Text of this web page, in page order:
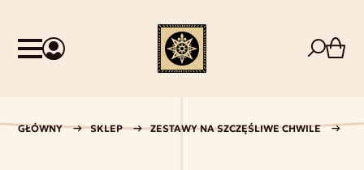
GŁÓWNY SKLEP ZESTAWY NA SZCZĘŚLIWE CHWILE